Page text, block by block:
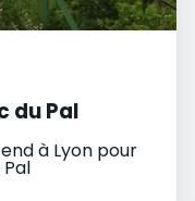
du Pal
à Lyon pour